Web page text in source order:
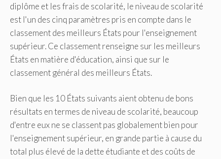
diplôme et les frais de scolarité, le niveau de scolarité
est l'un des cinq paramètres pris en compte dans le
classement des meilleurs États pour l'enseignement
supérieur. Ce classement renseigne sur les meilleurs
États en matière d'éducation, ainsi que sur le
classement général des meilleurs États.
Bien que les 10 États suivants aient obtenu de bons
résultats en termes de niveau de scolarité, beaucoup
d'entre eux ne se classent pas globalement bien pour
l'enseignement supérieur, en grande partie à cause du
total plus élevé de la dette étudiante et des coûts de